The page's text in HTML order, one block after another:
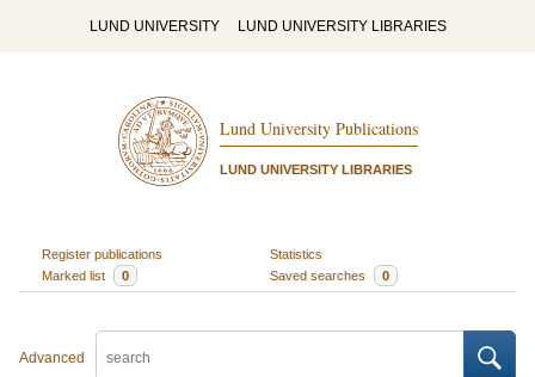
LUND UNIVERSITY LUND UNIVERSITY LIBRARIES
Lund University Publications
LUND UNIVERSITY LIBRARIES
Register publications
Statistics
Marked list
0 Saved searches 0
Advanced